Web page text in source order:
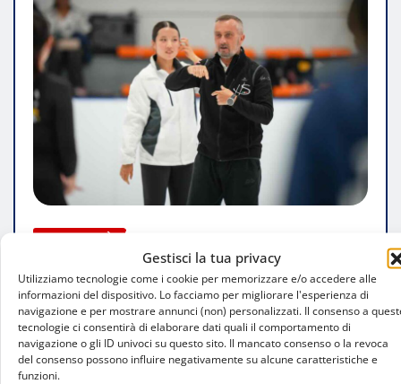
Gestisci la tua privacy
Utilizziamo tecnologie come i cookie per memorizzare e/o accedere alle
informazioni del dispositivo. Lo facciamo per migliorare l'esperienza di
navigazione e per mostrare annunci (non) personalizzati. Il consenso a
tecnologie ci consentirà di elaborare dati quali il comportamento di
navigazione o gli ID univoci su questo sito. Il mancato consenso o la revoca
del consenso possono influire negativamente su alcune caratteristiche e
funzioni.
ATTUALITÀ
Synchro9 guarda alle Olimpiadi: Andrea
Gilardi porta l’esperienza delle Hot
Shivers a Bangkok
Luca Talotta Ago 7, 2026